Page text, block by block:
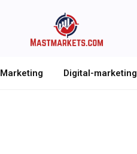
Marketing Digital-marketing